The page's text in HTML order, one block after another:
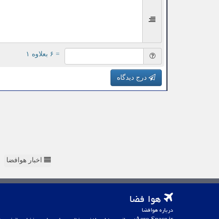
= ۶ بعلاوه ۱
درج دیدگاه
اخبار هوافضا
هوا فضا
درباره هوافضا